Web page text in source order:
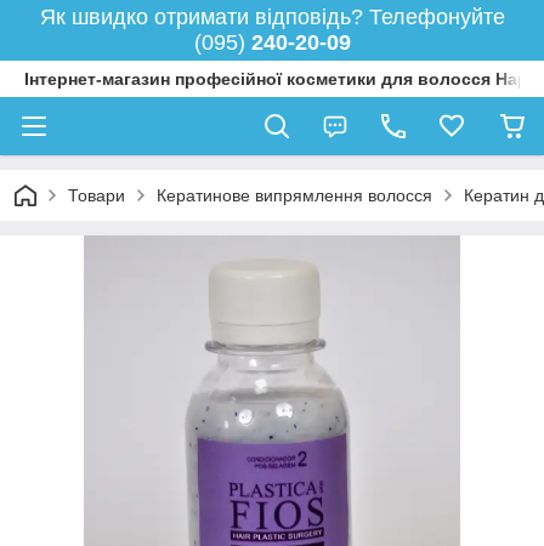
Як швидко отримати відповідь? Телефонуйте
(095) 240-20-09
Інтернет-магазин професійної косметики для волосся
Товари Кератинове випрямлення волосся Кератин